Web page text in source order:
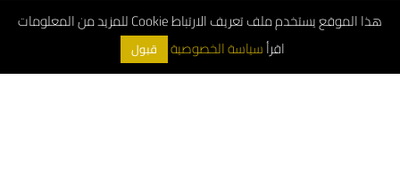
هذا الموقع يستخدم ملف تعريف الارتباط Cookie للمزيد من المعلومات
اقرأسياسة الخصوصية قبول